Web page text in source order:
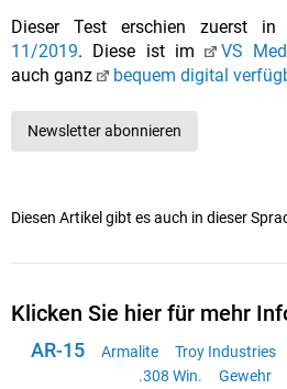
Dieser Test erschien zuerst in
11/2019. Diese ist im VS
auch ganz
bequem digital
Newsletter abonnieren
Diesen Artikel gibt es auch in dieser
Klicken Sie hier für mehr
AR-15 Armalite Troy Industries
.308 Win.
Gewehr